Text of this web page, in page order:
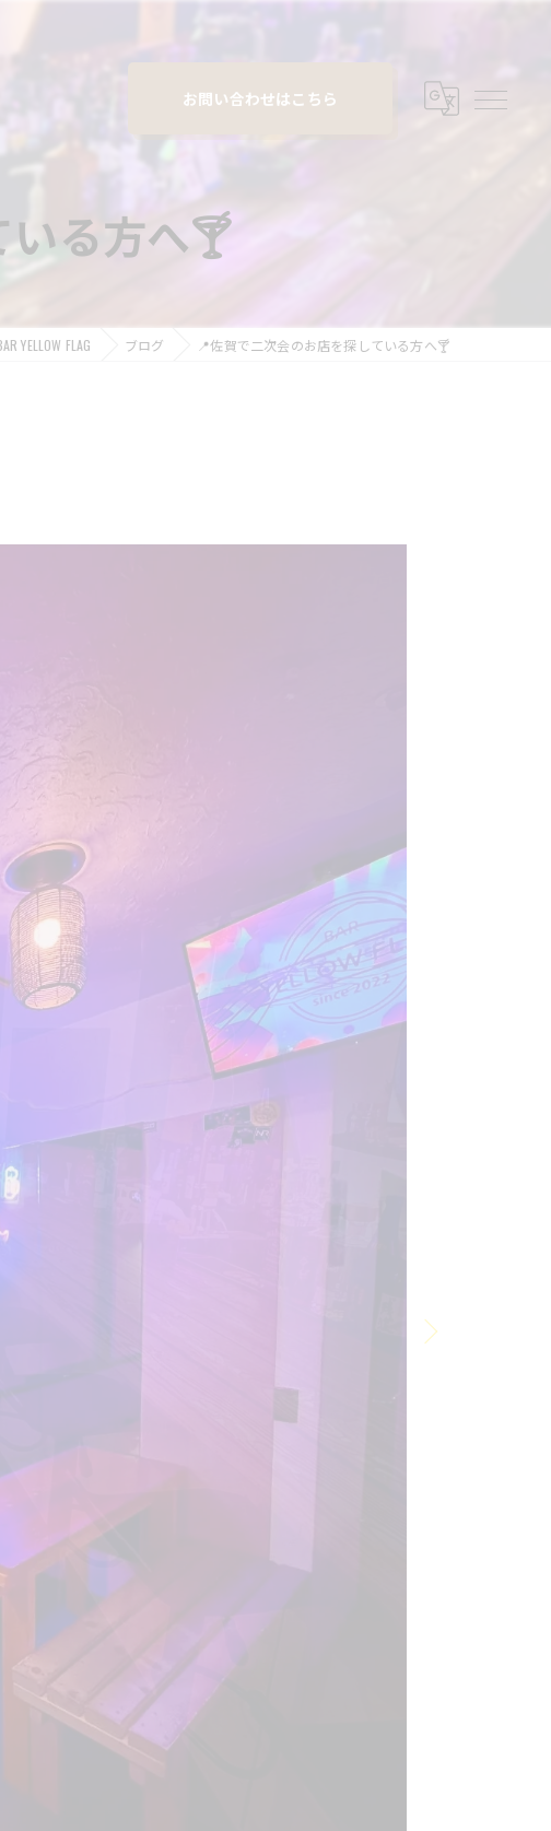
お問い合わせはこちら
る方へ🍸
YELLOW FLAG ブログ 📍佐賀で二次会のお店を探している方へ🍸